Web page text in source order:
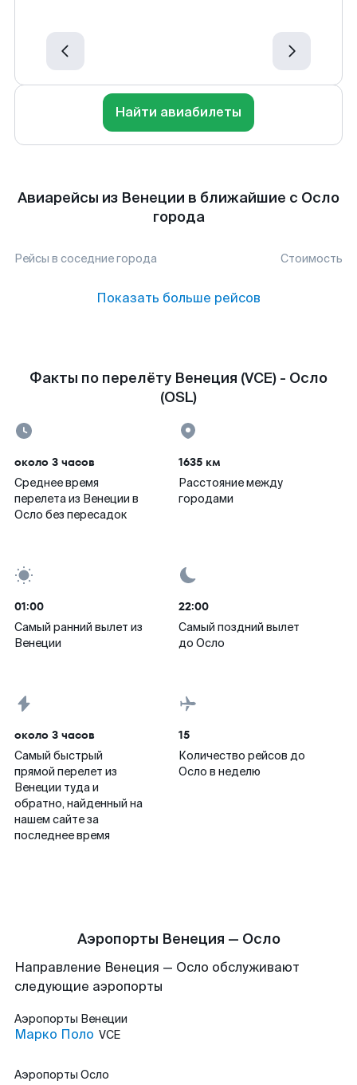
Найти авиабилеты
Авиарейсы из Венеции в ближайшие с Осло
города
Рейсы в соседние города Стоимость
Показать больше рейсов
Факты по перелёту Венеция (VCE) - Осло
(OSL)
около 3 часов
Среднее время
перелета из Венеции в
Осло без пересадок
1635 км
Расстояние между
городами
01:00
Самый ранний вылет из
Венеции
22:00
Самый поздний вылет
до Осло
около 3 часов
Самый быстрый
прямой перелет из
Венеции туда и
обратно, найденный на
нашем сайте за
последнее время
15
Количество рейсов до
Осло в неделю
Аэропорты Венеция — Осло
Направление Венеция — Осло обслуживают
следующие аэропорты
Аэропорты Венеции
Марко Поло VCE
Аэропорты Осло